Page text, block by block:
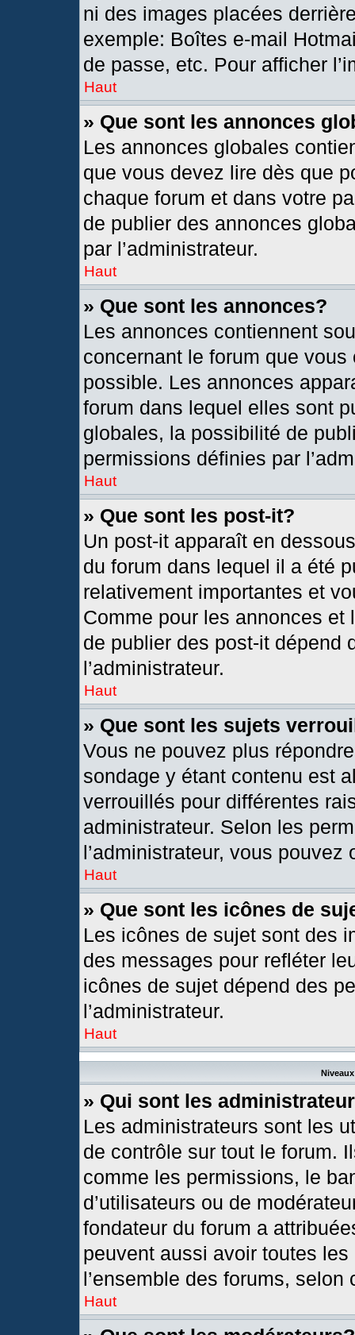
ni des images placées
exemple: Boîtes e-mail
de passe, etc. Pour afficher
Haut
» Que sont les annonces
Les annonces globales
que vous devez lire dès que
chaque forum et dans votre
de publier des annonces
par l’administrateur.
Haut
» Que sont les annonces?
Les annonces contiennent
concernant le forum que
possible. Les annonces
forum dans lequel elles sont
globales, la possibilité de
permissions définies par
Haut
» Que sont les post-it?
Un post-it apparaît en
du forum dans lequel il a été
relativement importantes et
Comme pour les annonces
de publier des post-it dépend
l’administrateur.
Haut
» Que sont les sujets
Vous ne pouvez plus
sondage y étant contenu est
verrouillés pour différentes
administrateur. Selon les
l’administrateur, vous
Haut
» Que sont les icônes de
Les icônes de sujet sont des
des messages pour refléter
icônes de sujet dépend des
l’administrateur.
Haut
» Qui sont les
Les administrateurs sont les
de contrôle sur tout le forum.
comme les permissions, le
d’utilisateurs ou de
fondateur du forum a
peuvent aussi avoir toutes
l’ensemble des forums,
Haut